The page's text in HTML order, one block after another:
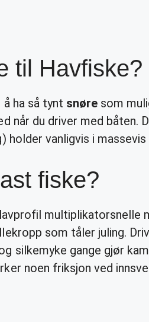
til Havfiske?
ha så tynt snøresom
når du driver med båten.
holder vanligvis i
fiske?
multiplikatorsnelle
som tåler juling.
silkemyke gange gjør
noen friksjon ved